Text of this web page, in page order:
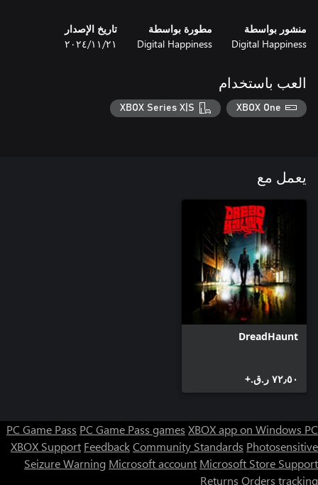
منشور بواسطة
Digital Happiness
مطورة بواسطة
Digital Happiness
تاريخ الإصدار
٢١‏/١١‏/٢٠٢٤
العب باستخدام
XBOX One
XBOX Series X|S
يعمل مع
DreadHaunt
٧٢٫٥٠ ر.ق.‏+
PC Game Pass PC Game Pass games XBOX app on Windows PC
XBOX Support FeedbackCommunity Standards Photosensitive
Seizure Warning Microsoft account Microsoft Store Support
Returns Orders tracking